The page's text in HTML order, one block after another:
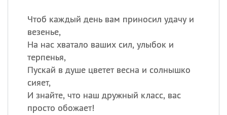
Чтоб каждый день вам приносил удачу и
везенье,
На нас хватало ваших сил, улыбок и
терпенья,
Пускай в душе цветет весна и солнышко
сияет,
И знайте, что наш дружный класс, вас
просто обожает!